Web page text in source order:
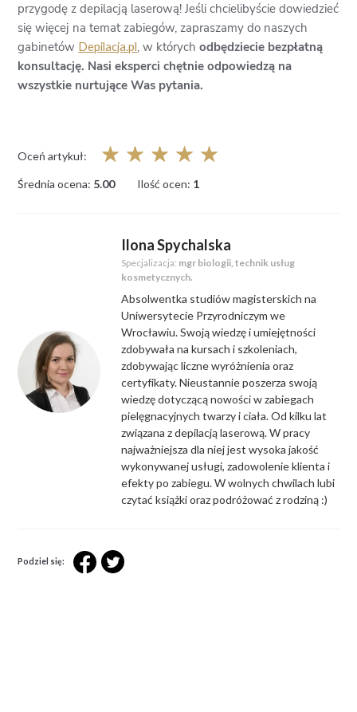
przygodę z depilacją laserową! Jeśli chcielibyście dowiedzieć
się więcej na temat zabiegów, zapraszamy do naszych
gabinetów Depilacja.pl, w którychodbędziecie bezpłatną
konsultację. Nasi eksperci chętnie odpowiedzą na
wszystkie nurtujące Was pytania.
Oceń artykuł: ☆ ☆ ☆ ☆ ☆
Średnia ocena: 5.00 Ilość ocen: 1
Ilona Spychalska
Specjalizacja: mgr biologii, technik usług
kosmetycznych.
Absolwentka studiów magisterskich na
Uniwersytecie Przyrodniczym we
Wrocławiu. Swoją wiedzę i umiejętności
zdobywała na kursach i szkoleniach,
zdobywając liczne wyróżnienia oraz
certyfikaty. Nieustannie poszerza swoją
wiedzę dotyczącą nowości w zabiegach
pielęgnacyjnych twarzy i ciała. Od kilku lat
związana z depilacją laserową. W pracy
najważniejsza dla niej jest wysoka jakość
wykonywanej usługi, zadowolenie klienta i
efekty po zabiegu. W wolnych chwilach lubi
czytać książki oraz podróżować z rodziną :)
Podziel się: